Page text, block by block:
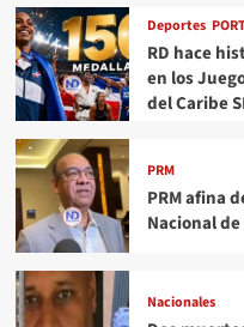
Deportes
RD hace
en los
del Caribe
PRM
PRM afina
Nacional
Nacionales